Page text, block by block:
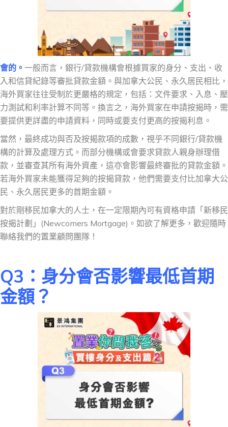
會的。 一般而言，銀行/貸款機構會根據買家的身分、支出、收
入和信貸紀錄等審批貸款金額。與加拿大公民、永久居民相比，
海外買家往往受制於更嚴格的規定，包括：文件要求、入息、壓
力測試和利率計算不同等。換言之，海外買家在申請按揭時，需
要提供更詳盡的申請資料，同時或要支付更高的按揭利息。
當然，最終成功與否及按揭款項的成數，視乎不同銀行/貸款機
構的計算及處理方式。而部分機構或會要求貸款人親身辦理借
款，並審查其所有海外資產，這亦會影響最終審批的貸款金額。
若海外買家未能獲得足夠的按揭貸款，他們需要支付比加拿大公
民、永久居民更多的首期金額。
對於剛移民加拿大的人士，在一定限期內可有資格申請「新移民
按揭計劃」(Newcomers Mortgage)。如欲了解更多，歡迎隨時
聯絡我們的置業顧問團隊！
Q3 ：身分會否影響最低首期
金額？